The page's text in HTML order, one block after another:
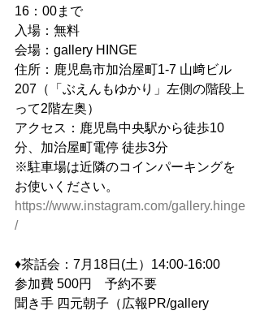
16：00まで
入場：無料
会場：gallery HINGE
住所：鹿児島市加治屋町1-7 山﨑ビル
207（「ぶえんもゆかり」左側の階段上
って2階左奥）
アクセス：鹿児島中央駅から徒歩10
分、加治屋町電停 徒歩3分
※駐車場は近隣のコインパーキングを
お使いください。
https://www.instagram.com/gallery.hinge
/
♦茶話会：7月18日(土）14:00-16:00
参加費 500円　予約不要
聞き手 四元朝子（広報PR/gallery